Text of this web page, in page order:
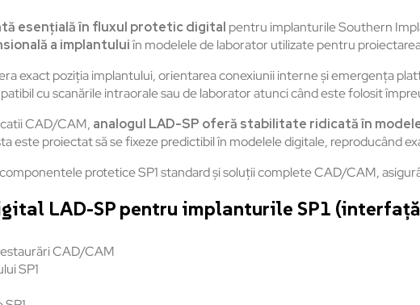
ă esențialăîn fluxul proteticdigital pentru implanturileSouthern
a implantuluiîn modeleledelaboratorutilizatepentru
exactpozițiaimplantului,orientareaconexiuniiinterneșiemergența
cuscanărileintraoralesaudelaboratoratuncicândestefolosit
CAD/CAM, analogul LAD-SP oferă stabilitate ridicatăîn
esteproiectatsăsefixezepredictibilîn modeleledigitale, reproducând
componenteleproteticeSP1 standardșisoluțiicomplete CAD/CAM,asigur
LAD-SP pentru implanturile SP1
CAD/CAM
SP1